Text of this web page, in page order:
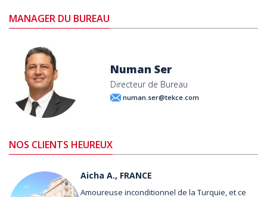
MANAGER DU BUREAU
Numan Ser
Directeur de Bureau
numan.ser@tekce.com
NOS CLIENTS HEUREUX
Aicha A., FRANCE
Amoureuse inconditionnel de la Turquie, et ce